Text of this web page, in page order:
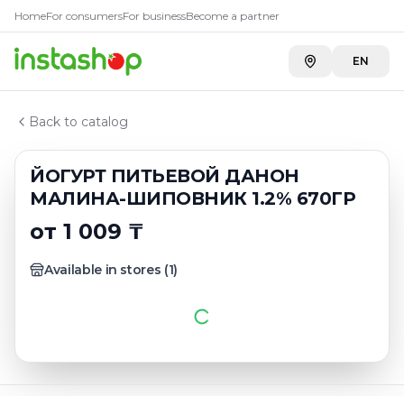
HomeFor consumersFor businessBecome a partner
EN
Back to catalog
ЙОГУРТ ПИТЬЕВОЙ ДАНОН
МАЛИНА-ШИПОВНИК 1.2% 670ГР
от 1 009 ₸
Available in stores (1)
Главная
Каталог
Йогурты питьевые
ЙОГУРТ ПИТЬЕВОЙ ДАНОН МАЛИНА-ШИПОВНИК
КупитьЙОГУРТ ПИТЬЕВОЙ